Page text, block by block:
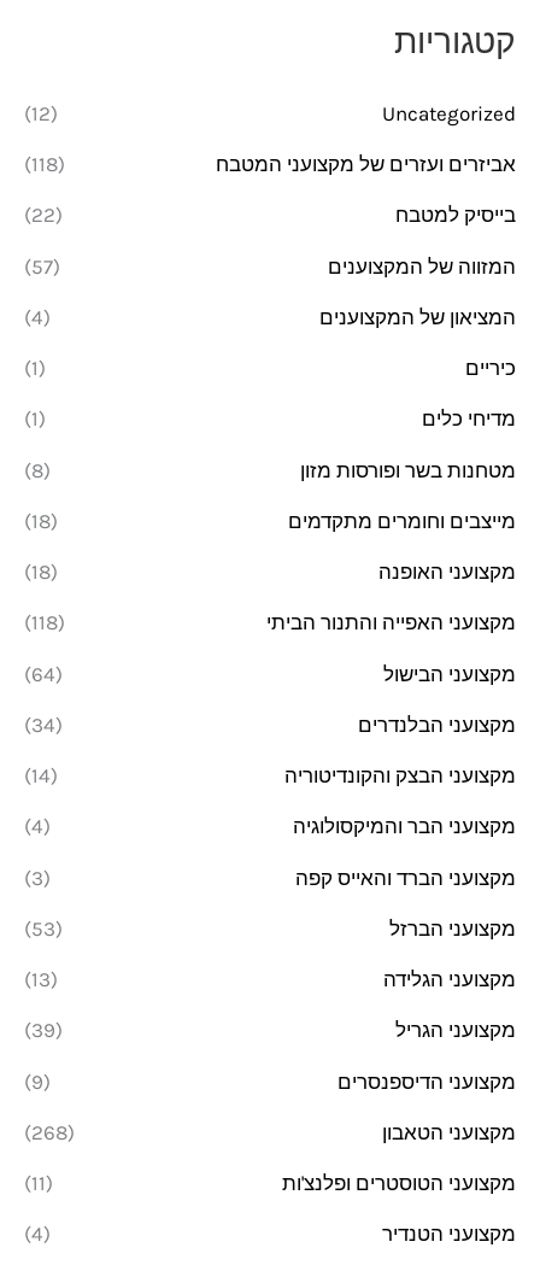
קטגוריות
Uncategorized
(12)
אביזרים ועזרים של מקצועני המטבח (118)
בייסיק למטבח (22)
המזווה של המקצוענים (57)
המציאון של המקצוענים (4)
כיריים (1)
מדיחי כלים (1)
מטחנות בשר ופורסות מזון (8)
מייצבים וחומרים מתקדמים (18)
מקצועני האופנה (18)
מקצועני האפייה והתנור הביתי (118)
מקצועני הבישול (64)
מקצועני הבלנדרים (34)
מקצועני הבצק והקונדיטוריה (14)
מקצועני הבר והמיקסולוגיה (4)
מקצועני הברד והאייס קפה (3)
מקצועני הברזל (53)
מקצועני הגלידה (13)
מקצועני הגריל (39)
מקצועני הדיספנסרים (9)
מקצועני הטאבון (268)
מקצועני הטוסטרים ופלנצ'ות (11)
מקצועני הטנדיר (4)